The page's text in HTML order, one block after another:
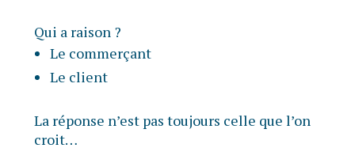
Qui a raison ?
Le commerçant
Le client
La réponse n’est pas toujours celle que l’on
croit…